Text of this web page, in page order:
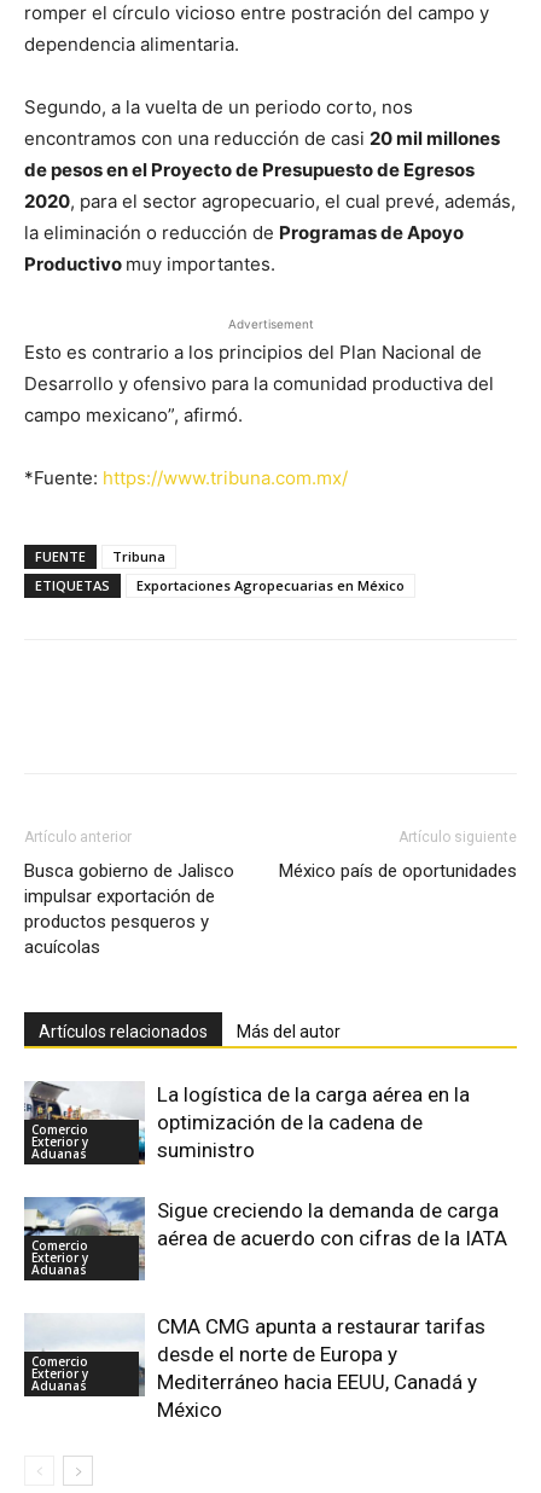
romper el círculo vicioso entre postración del campo y
dependencia alimentaria.
Segundo, a la vuelta de un periodo corto, nos
encontramos con una reducción de casi 20 mil millones
de pesos en el Proyecto de Presupuesto de Egresos
2020, para el sector agropecuario, el cual prevé, además,
la eliminación o reducción de Programas de Apoyo
Productivo muy importantes.
Advertisement
Esto es contrario a los principios del Plan Nacional de
Desarrollo y ofensivo para la comunidad productiva del
campo mexicano”, afirmó.
*Fuente: https://www.tribuna.com.mx/
FUENTE
Tribuna
ETIQUETAS
Exportaciones Agropecuarias en México
Artículo anterior
Busca gobierno de Jalisco
impulsar exportación de
productos pesqueros y
acuícolas
Artículo siguiente
México país de oportunidades
Artículos relacionados Más del autor
Comercio
Exterior y
Aduanas
La logística de la carga aérea en la
optimización de la cadena de
suministro
Comercio
Exterior y
Aduanas
Sigue creciendo la demanda de carga
aérea de acuerdo con cifras de la IATA
Comercio
Exterior y
Aduanas
CMA CMG apunta a restaurar tarifas
desde el norte de Europa y
Mediterráneo hacia EEUU, Canadá y
México